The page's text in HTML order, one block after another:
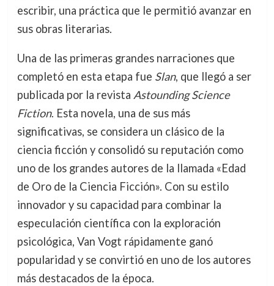
escribir, una práctica que le permitió avanzar en
sus obras literarias.
Una de las primeras grandes narraciones que
completó en esta etapa fue Slan, que llegó a ser
publicada por la revista Astounding Science
Fiction. Esta novela, una de sus más
significativas, se considera un clásico de la
ciencia ficción y consolidó su reputación como
uno de los grandes autores de la llamada «Edad
de Oro de la Ciencia Ficción». Con su estilo
innovador y su capacidad para combinar la
especulación científica con la exploración
psicológica, Van Vogt rápidamente ganó
popularidad y se convirtió en uno de los autores
más destacados de la época.